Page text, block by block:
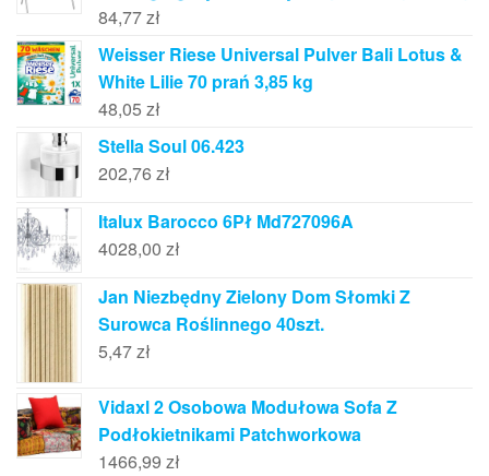
84,77zł
Weisser Riese Universal Pulver Bali Lotus &
White Lilie 70 prań 3,85 kg
48,05 zł
Stella Soul 06.423
202,76 zł
Italux Barocco 6Pł Md727096A
4028,00 zł
Jan Niezbędny Zielony Dom Słomki Z
Surowca Roślinnego 40szt.
5,47zł
Vidaxl 2 Osobowa Modułowa Sofa Z
Podłokietnikami Patchworkowa
1466,99 zł